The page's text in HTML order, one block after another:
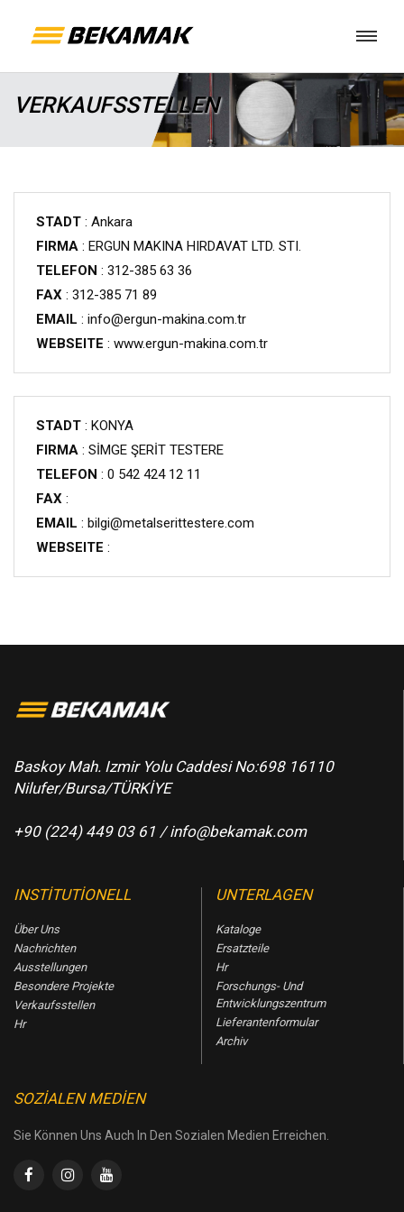
VERKAUFSSTELLEN
STADT : Ankara
FIRMA : ERGUN MAKINA HIRDAVAT LTD. STI.
TELEFON : 312-385 63 36
FAX : 312-385 71 89
EMAIL : info@ergun-makina.com.tr
WEBSEITE : www.ergun-makina.com.tr
STADT : KONYA
FIRMA : SİMGE ŞERİT TESTERE
TELEFON : 0 542 424 12 11
FAX :
EMAIL : bilgi@metalserittestere.com
WEBSEITE :
Baskoy Mah. Izmir Yolu Caddesi No:698 16110
Nilufer/Bursa/TÜRKİYE
+90 (224) 449 03 61 /info@bekamak.com
INSTITUTIONELL
Über Uns
Nachrichten
Ausstellungen
Besondere Projekte
Verkaufsstellen
Hr
UNTERLAGEN
Kataloge
Ersatzteile
Hr
Forschungs- Und
Entwicklungszentrum
Lieferantenformular
Archiv
SOZIALEN MEDIEN
Sie Können Uns Auch In Den Sozialen Medien Erreichen.